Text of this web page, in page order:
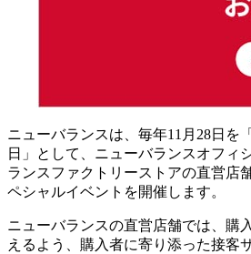
ニューバランスは、毎年11月28日を
日」として、ニューバランスオフィ
ランスファクトリーストアの直営店
ペシャルイベントを開催します。
ニューバランスの直営店舗では、購
えるよう、購入者に寄り添った接客